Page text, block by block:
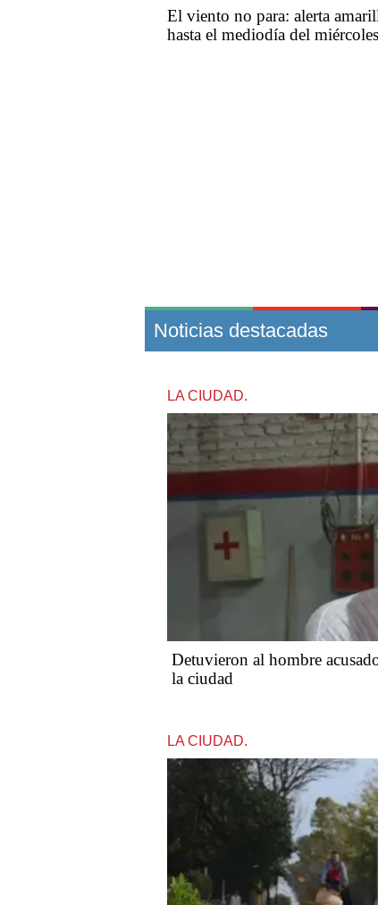
El viento no para: alerta
hasta el mediodía del miércoles
Noticias destacadas
LA CIUDAD.
Detuvieron al hombre
la ciudad
LA CIUDAD.